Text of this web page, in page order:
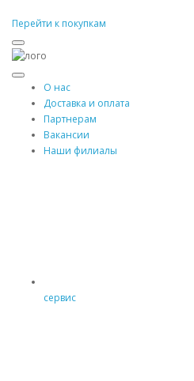
Перейти к покупкам
О нас
Доставка и оплата
Партнерам
Вакансии
Наши филиалы
сервис